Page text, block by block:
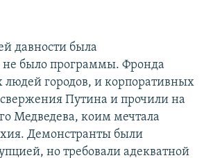
давности была
не было программы. Фронда
людей городов, и корпоративных
Путина и прочили на
Медведева, коим мечтала
Демонстранты были
но требовали адекватной